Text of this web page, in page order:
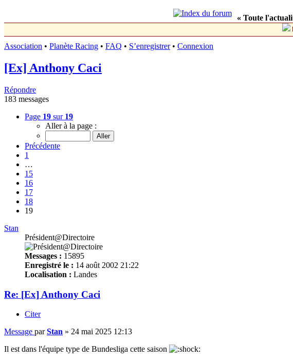
« Toute
Association • Planète Racing • FAQ • S’enregistrer• Connexion
[Ex] Anthony Caci
Répondre
183 messages
Page 19 sur 19
Aller à la page :
Précédente
1
…
15
16
17
18
19
Stan
Président@Directoire
Messages : 15895
Enregistré le : 14 août 2002 21:22
Localisation : Landes
Re: [Ex] Anthony Caci
Citer
Message parStan » 24 mai 2025 12:13
Il est dans l'équipe type de Bundesliga cette saison